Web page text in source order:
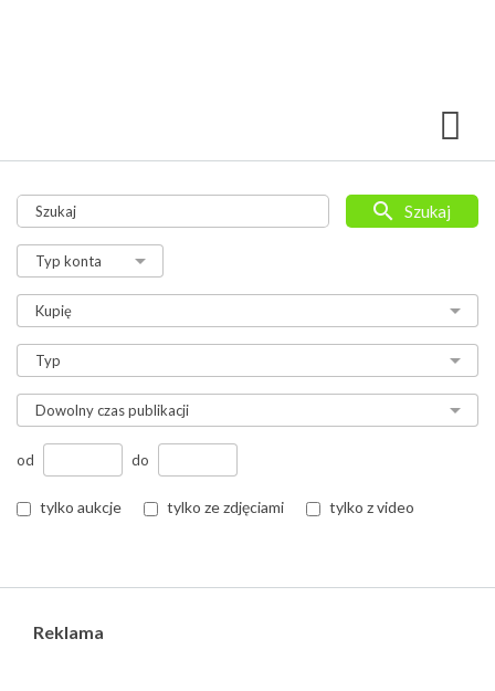
od do
tylko aukcje tylko ze zdjęciami tylko z video
Szukaj
Reklama